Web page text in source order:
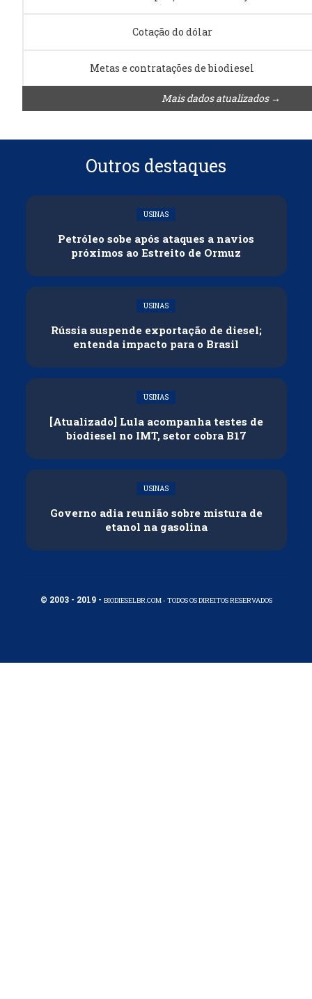
Cotação do dólar
Metas e contratações de biodiesel
Mais dados atualizados →
Outros destaques
USINAS
Petróleo sobe após ataques a navios
próximos ao Estreito de Ormuz
USINAS
Rússia suspende exportação de diesel;
entenda impacto para o Brasil
USINAS
[Atualizado] Lula acompanha testes de
biodiesel no IMT, setor cobra B17
USINAS
Governo adia reunião sobre mistura de
etanol na gasolina
© 2003 - 2019 - BIODIESELBR.COM - TODOS OS DIREITOS RESERVADOS